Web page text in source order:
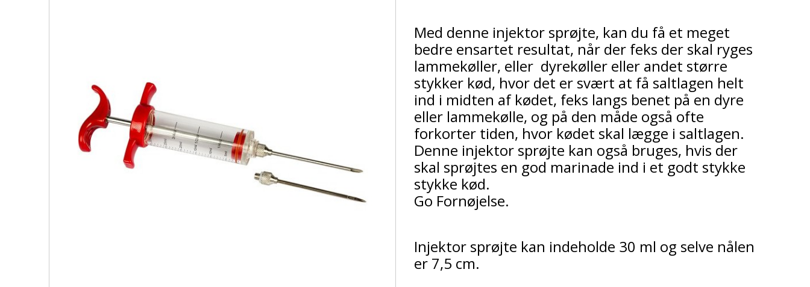
Med denne injektor sprøjte, kan du få et meget
bedre ensartet resultat, når der feks der skal ryges
lammekøller, eller dyrekøller eller andet større
stykker kød, hvor det er svært at få saltlagen helt
ind i midten af kødet, feks langs benet på en dyre
eller lammekølle, og på den måde også ofte
forkorter tiden, hvor kødet skal lægge i saltlagen.
Denne injektor sprøjte kan også bruges, hvis der
skal sprøjtes en god marinade ind i et godt stykke
stykke kød.
Go Fornøjelse.
Injektor sprøjte kan indeholde 30 ml og selve nålen
er 7,5 cm.